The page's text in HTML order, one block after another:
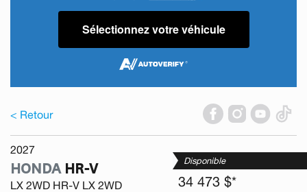
Sélectionnez votre véhicule
< Retour
2027
HONDA HR-V
LX 2WD HR-V LX 2WD
Disponible
34 473 $*